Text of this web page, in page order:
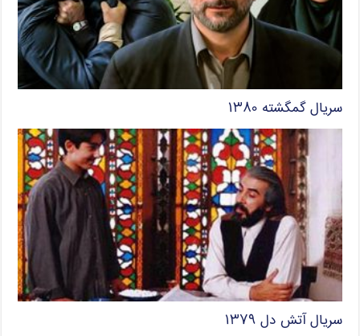
سریال گمگشته ۱۳۸۰
سریال آتش دل ۱۳۷۹